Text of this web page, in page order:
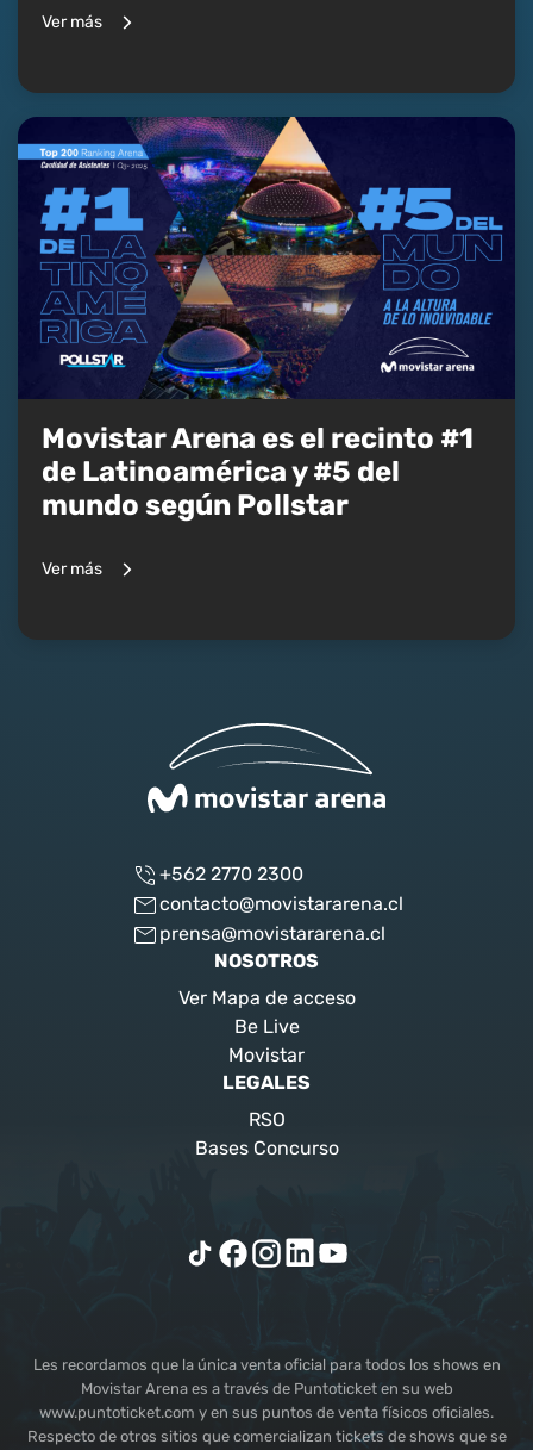
Ver más
Movistar Arena es el recinto #1
de Latinoamérica y #5 del
mundo según Pollstar
Ver más
+562 2770 2300
contacto@movistararena.cl
prensa@movistararena.cl
NOSOTROS
Ver Mapa de acceso
Be Live
Movistar
LEGALES
RSO
Bases Concurso
Les recordamos que la única venta oficial para todos los shows en
Movistar Arena es a través de Puntoticket en su web
www.puntoticket.com y en sus puntos de venta físicos oficiales.
Respecto de otros sitios que comercializan tickets de shows que se